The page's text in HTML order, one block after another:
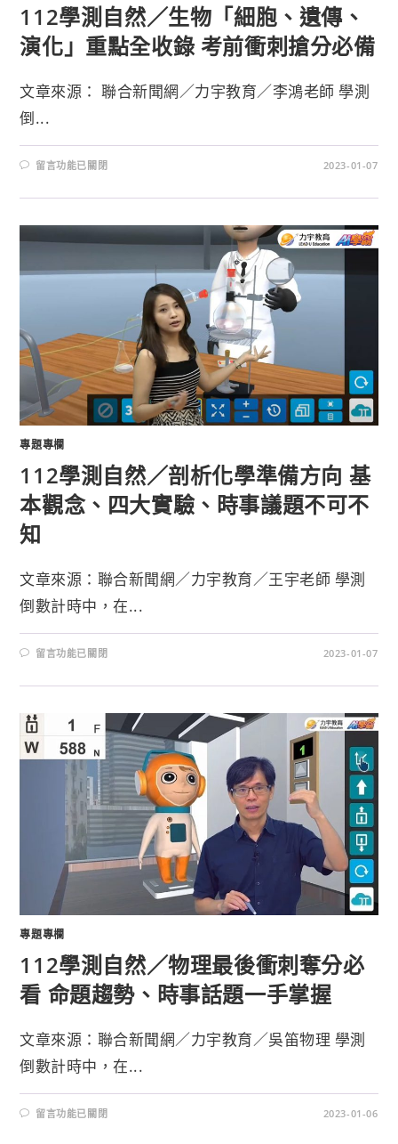
112學測自然／生物「細胞、遺傳、
演化」重點全收錄 考前衝刺搶分必備
文章來源： 聯合新聞網／力宇教育／李鴻老師 學測
倒...
留言功能已關閉 2023-01-07
專題專欄
112學測自然／剖析化學準備方向 基
本觀念、四大實驗、時事議題不可不
知
文章來源：聯合新聞網／力宇教育／王宇老師 學測
倒數計時中，在...
留言功能已關閉 2023-01-07
專題專欄
112學測自然／物理最後衝刺奪分必
看 命題趨勢、時事話題一手掌握
文章來源：聯合新聞網／力宇教育／吳笛物理 學測
倒數計時中，在...
留言功能已關閉 2023-01-06